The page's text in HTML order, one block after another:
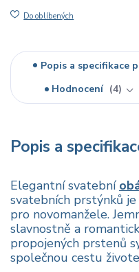
Do oblíbených
Popis a specifikace
Hodnocení
4
Popis a
Elegantní svatební
svatebních prstýnků
pro novomanžele.
slavnostně a
propojených prstenů
společnou cestu